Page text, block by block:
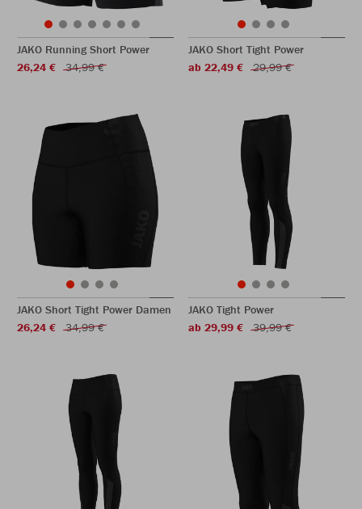
JAKO Running Short Power
26,24 €
34,99 €
JAKO Short Tight Power
ab 22,49 €
29,99 €
JAKO Short Tight Power Damen
26,24 €
34,99 €
JAKO Tight Power
ab 29,99 €
39,99 €